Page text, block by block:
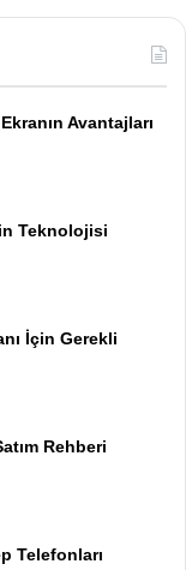
Avantajları
Teknolojisi
İçin Gerekli
Rehberi
Telefonları